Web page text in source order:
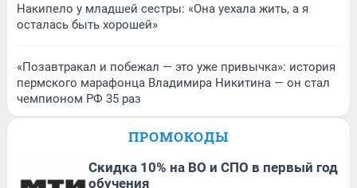
Накипело у младшей сестры: «Она уехала жить, а я
осталась быть хорошей»
«Позавтракал и побежал — это уже привычка»: история
пермского марафонца Владимира Никитина — он стал
чемпионом РФ 35 раз
ПРОМОКОДЫ
Скидка 10% на ВО и СПО в первый год
обучения